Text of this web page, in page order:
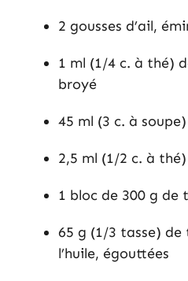
2 gousses d’ail,
1 ml (1/4 c. à thé)
broyé
45 ml (3 c. à
2,5 ml (1/2 c. à
1 bloc de 300 g de
65 g (1/3 tasse) de
l’huile, égouttées